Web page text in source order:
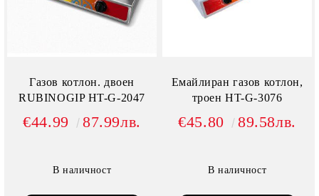
Газов котлон. двоен
RUBINOGIP HT-G-2047
€44.99 87.99лв.
В наличност
Емайлиран газов котлон,
троен HT-G-3076
€45.80 89.58лв.
В наличност